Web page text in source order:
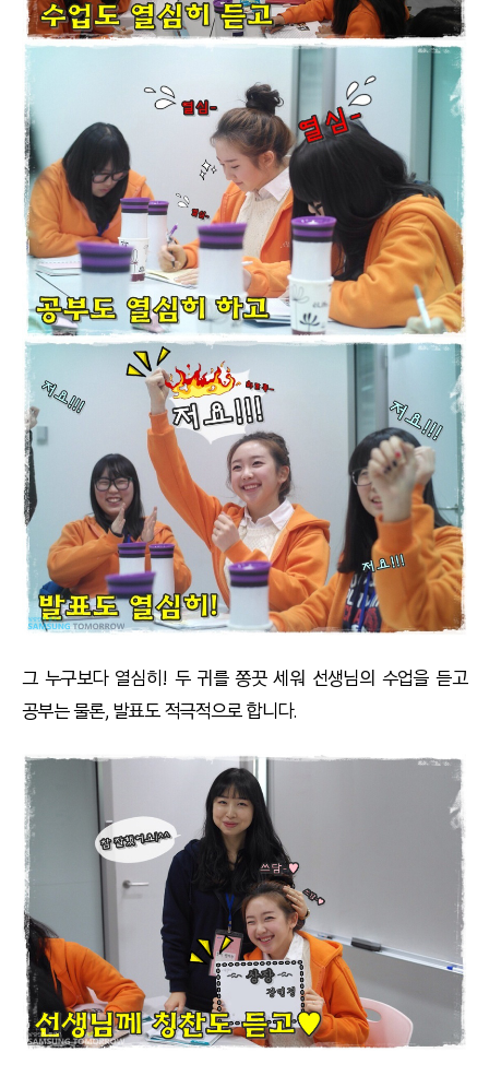
그 누구보다 열심히! 두 귀를 쫑끗 세워 선생님의 수업을 듣고
공부는 물론, 발표도 적극적으로 합니다.